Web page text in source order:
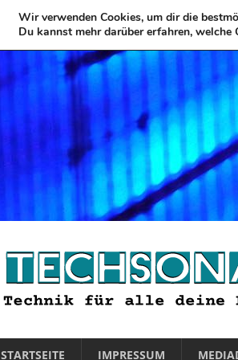
STARTSEITE IMPRESSUM
Wir verwenden Cookies, um dir die
Du kannst mehr darüber erfahren,